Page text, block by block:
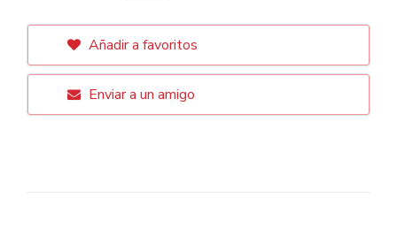
Añadir a favoritos
Enviar a un amigo